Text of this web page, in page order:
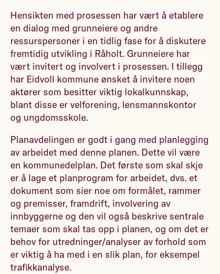
Hensikten med prosessen har vært å etablere
en dialog med grunneiere og andre
ressurspersoner i en tidlig fase for å diskutere
fremtidig utvikling i Råholt. Grunneiere har
vært invitert og involvert i prosessen. I tillegg
har Eidvoll kommune ønsket å invitere noen
aktører som besitter viktig lokalkunnskap,
blant disse er velforening, lensmannskontor
og ungdomsskole.
Planavdelingen er godt i gang med planlegging
av arbeidet med denne planen. Dette vil være
en kommunedelplan. Det første som skal skje
er å lage et planprogram for arbeidet, dvs. et
dokument som sier noe om formålet, rammer
og premisser, framdrift, involvering av
innbyggerne og den vil også beskrive sentrale
temaer som skal tas opp i planen, og om det er
behov for utredninger/analyser av forhold som
er viktig å ha med i en slik plan, for eksempel
trafikkanalyse.